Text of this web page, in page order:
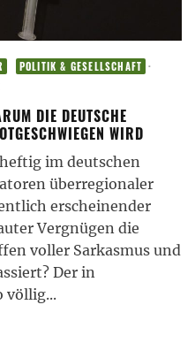
POLITIK & GESELLSCHAFT ·
DIE DEUTSCHE
WIRD
im deutschen
überregionaler
erscheinender
Vergnügen die
voller Sarkasmus und
Der in
völlig...